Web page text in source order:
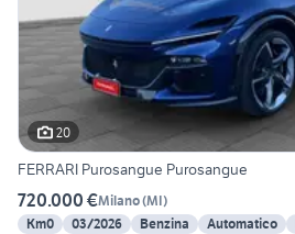
20
FERRARI Purosangue Purosangue
720.000 €Milano(MI)
Km0
03/2026 Benzina Automatico